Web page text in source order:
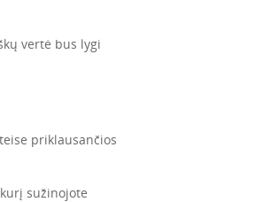
vertė bus lygi
priklausančios
sužinojote